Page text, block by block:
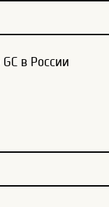
в России